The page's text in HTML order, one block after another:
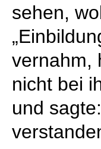
sehen,
vernahm,
nicht bei
und